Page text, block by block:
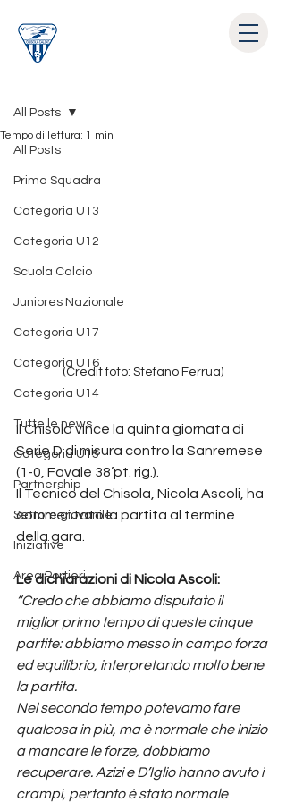
All Posts
Prima Squadra
Categoria U13
Categoria U12
Scuola Calcio
Juniores Nazionale
Categoria U17
Categoria U16
Categoria U14
Tutte le news
Categoria U15
Partnership
Settore giovanile
Iniziative
Area Portieri
All Posts
Tempo di lettura: 1 min
(Credit foto: Stefano Ferrua)
Il Chisola vince la quinta giornata di
Serie D di misura contro la Sanremese
(1-0, Favale 38’pt. rig.).
Il Tecnico del Chisola, Nicola Ascoli, ha
commentato la partita al termine
della gara.
Le dichiarazioni di Nicola Ascoli:
“Credo che abbiamo disputato il
miglior primo tempo di queste cinque
partite: abbiamo messo in campo forza
ed equilibrio, interpretando molto bene
la partita.
Nel secondo tempo potevamo fare
qualcosa in più, ma è normale che inizio
a mancare le forze, dobbiamo
recuperare. Azizi e D’Iglio hanno avuto i
crampi, pertanto è stato normale